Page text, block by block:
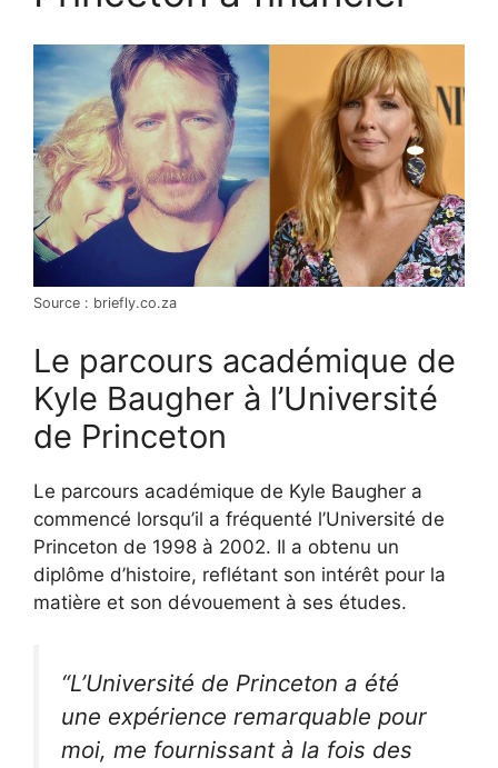
Source : briefly.co.za
Le parcours académique de
Kyle Baugher à l’Université
de Princeton
Le parcours académique de Kyle Baugher a
commencé lorsqu’il a fréquenté l’Université de
Princeton de 1998 à 2002. Il a obtenu un
diplôme d’histoire, reflétant son intérêt pour la
matière et son dévouement à ses études.
“L’Université de Princeton a été
une expérience remarquable pour
moi, me fournissant à la fois des